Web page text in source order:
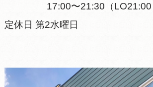
17:00〜21:30（LO21:00
定休日 第2水曜日